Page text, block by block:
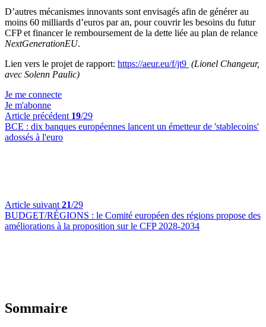
D’autres mécanismes innovants sont envisagés afin de générer au
moins 60 milliards d’euros par an, pour couvrir les besoins du futur
CFP et financer le remboursement de la dette liée au plan de relance
NextGenerationEU.
Lien vers le projet de rapport: https://aeur.eu/f/jt9 (Lionel Changeur,
avec Solenn Paulic)
Je me connecte
Je m'abonne
Article précédent 19/29
BCE : dix banques européennes lancent un émetteur de 'stablecoins'
adossés à l'euro
Article suivant 21/29
BUDGET/RÉGIONS : le Comité européen des régions propose des
améliorations à la proposition sur le CFP 2028-2034
Sommaire